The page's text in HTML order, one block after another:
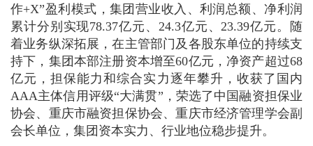
作+X”盈利模式，集团营业收入、利润总额、净利润
累计分别实现78.37亿元、24.3亿元、23.39亿元。随
着业务纵深拓展，在主管部门及各股东单位的持续支
持下，集团本部注册资本增至60亿元，净资产超过68
亿元，担保能力和综合实力逐年攀升，收获了国内
AAA主体信用评级“大满贯”，荣选了中国融资担保业
协会、重庆市融资担保协会、重庆市经济管理学会副
会长单位，集团资本实力、行业地位稳步提升。